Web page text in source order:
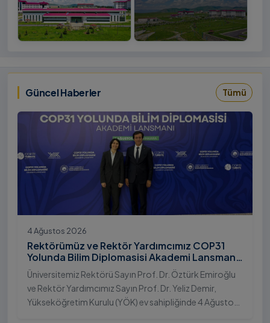
Tıklayınız
Güncel Haberler Tümü
4 Ağustos 2026
Rektörümüz ve Rektör Yardımcımız COP31
Yolunda Bilim Diplomasisi Akademi Lansmanı
Toplantısına Katıldı
Üniversitemiz Rektörü Sayın Prof. Dr. Öztürk Emiroğlu
ve Rektör Yardımcımız Sayın Prof. Dr. Yeliz Demir,
Yükseköğretim Kurulu (YÖK) ev sahipliğinde 4 Ağustos